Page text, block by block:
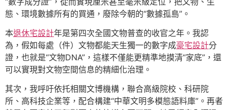
態、環境數據所有的買通，廢除今朝的“數據孤島”。
本退休宅設計年是第四次全國文物普查的收官之年。我認
為，假如每處（件）文物都能天生獨一的數字成豪宅設計分
證，也就是“文物DNA”，這樣不僅能更精準地摸清“家底”，還
可以實現對文物空間信息的精細化治理。
其次，我呼吁依托相關文博機構，聯合高級院校、科研院
所、高科技企業等，配合構建“中華文明多模態語料庫”。再者